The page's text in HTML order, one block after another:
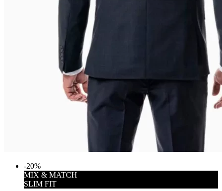
-20%
MIX & MATCH
SLIM FIT